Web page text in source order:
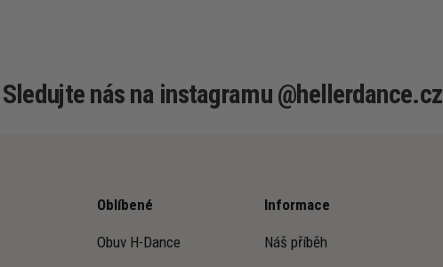
Sledujte nás na instagramu @hellerdance.cz
Oblíbené
Obuv H-Dance
Informace
Náš příběh